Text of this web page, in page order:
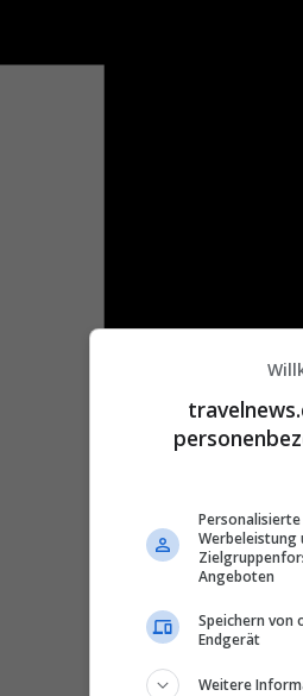
Werbeleistung
Angeboten
Speichern von
Endgerät
Weitere